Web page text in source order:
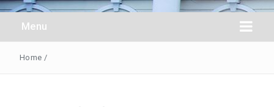
Obreros Universal
Menu
Home /